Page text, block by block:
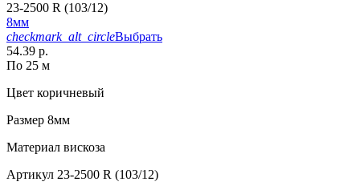
23-2500 R (103/12)
8мм
checkmark_alt_circleВыбрать
54.39 р.
По 25 м
Цвет коричневый
Размер 8мм
Материал вискоза
Артикул 23-2500 R (103/12)